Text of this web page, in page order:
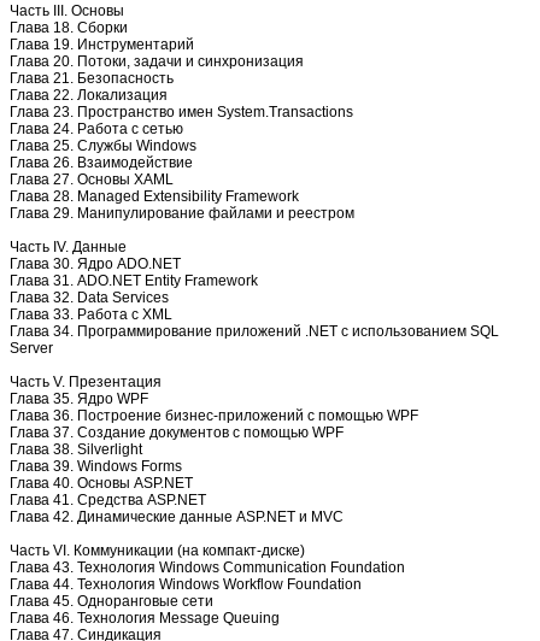
Часть III. Основы
Глава 18. Сборки
Глава 19. Инструментарий
Глава 20. Потоки, задачи и синхронизация
Глава 21. Безопасность
Глава 22. Локализация
Глава 23. Пространство имен System.Transactions
Глава 24. Работа с сетью
Глава 25. Службы Windows
Глава 26. Взаимодействие
Глава 27. Основы XAML
Глава 28. Managed Extensibility Framework
Глава 29. Манипулирование файлами и реестром
Часть IV. Данные
Глава 30. Ядро ADO.NET
Глава 31. ADO.NET Entity Framework
Глава 32. Data Services
Глава 33. Работа с XML
Глава 34. Программирование приложений .NET с использованием SQL
Server
Часть V. Презентация
Глава 35. Ядро WPF
Глава 36. Построение бизнес-приложений с помощью WPF
Глава 37. Создание документов с помощью WPF
Глава 38. Silverlight
Глава 39. Windows Forms
Глава 40. Основы ASP.NET
Глава 41. Средства ASP.NET
Глава 42. Динамические данные ASP.NET и MVC
Часть VI. Коммуникации (на компакт-диске)
Глава 43. Технология Windows Communication Foundation
Глава 44. Технология Windows Workflow Foundation
Глава 45. Одноранговые сети
Глава 46. Технология Message Queuing
Глава 47. Синдикация